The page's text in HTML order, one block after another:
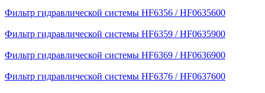
Фильтр гидравлической системы HF6356 / HF0635600
Фильтр гидравлической системы HF6359 / HF0635900
Фильтр гидравлической системы HF6369 / HF0636900
Фильтр гидравлической системы HF6376 / HF0637600